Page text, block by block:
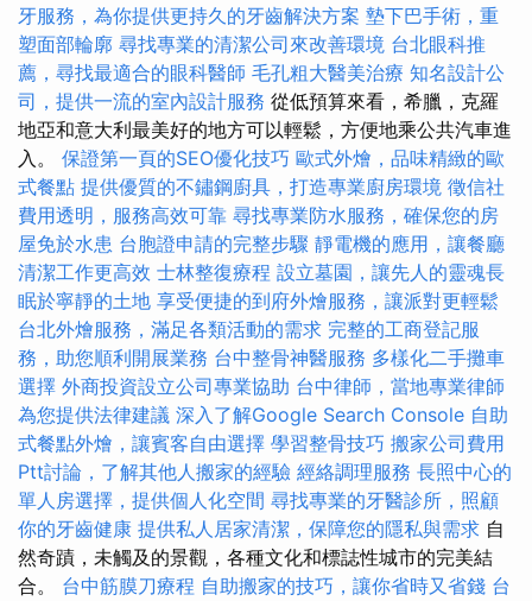
牙服務，為你提供更持久的牙齒解決方案 墊下巴手術，重
塑面部輪廓 尋找專業的清潔公司來改善環境 台北眼科推
薦，尋找最適合的眼科醫師 毛孔粗大醫美治療 知名設計公
司，提供一流的室內設計服務 從低預算來看，希臘，克羅
地亞和意大利最美好的地方可以輕鬆，方便地乘公共汽車進
入。 保證第一頁的SEO優化技巧 歐式外燴，品味精緻的歐
式餐點 提供優質的不鏽鋼廚具，打造專業廚房環境 徵信社
費用透明，服務高效可靠 尋找專業防水服務，確保您的房
屋免於水患 台胞證申請的完整步驟 靜電機的應用，讓餐廳
清潔工作更高效 士林整復療程 設立墓園，讓先人的靈魂長
眠於寧靜的土地 享受便捷的到府外燴服務，讓派對更輕鬆
台北外燴服務，滿足各類活動的需求 完整的工商登記服
務，助您順利開展業務 台中整骨神醫服務 多樣化二手攤車
選擇 外商投資設立公司專業協助 台中律師，當地專業律師
為您提供法律建議 深入了解Google Search Console 自助
式餐點外燴，讓賓客自由選擇 學習整骨技巧 搬家公司費用
Ptt討論，了解其他人搬家的經驗 經絡調理服務 長照中心的
單人房選擇，提供個人化空間 尋找專業的牙醫診所，照顧
你的牙齒健康 提供私人居家清潔，保障您的隱私與需求 自
然奇蹟，未觸及的景觀，各種文化和標誌性城市的完美結
合。 台中筋膜刀療程 自助搬家的技巧，讓你省時又省錢 台